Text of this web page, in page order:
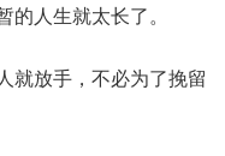
人生就太长了。
就放手，不必为了挽留